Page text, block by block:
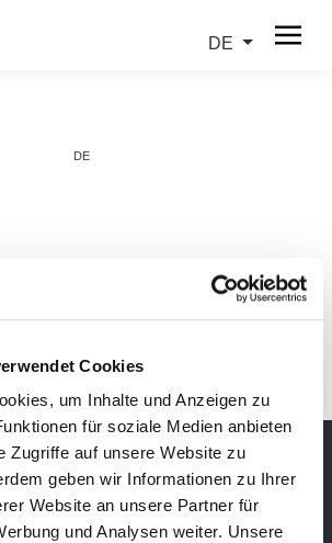
Cookies
um Inhalte und Anzeigen zu
für soziale Medien anbieten
Zugriffe auf unsere Website zu
geben wir Informationen zu Ihrer
Website an unsere Partner für
und Analysen weiter. Unsere
DE
DE